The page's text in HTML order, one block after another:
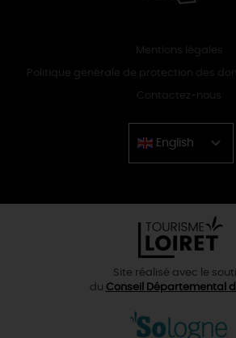
Mentions légales
Politique générale de protection des
Contactez-nous
English
Chinese
Site réalisé avec le
du Conseil Départemental